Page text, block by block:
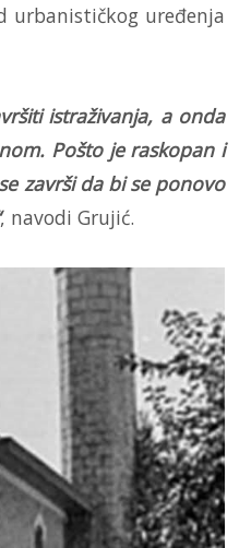
urbanističkog uređenja
istraživanja, a onda
Pošto je raskopan i
završi da bi se ponovo
, navodi Grujić.